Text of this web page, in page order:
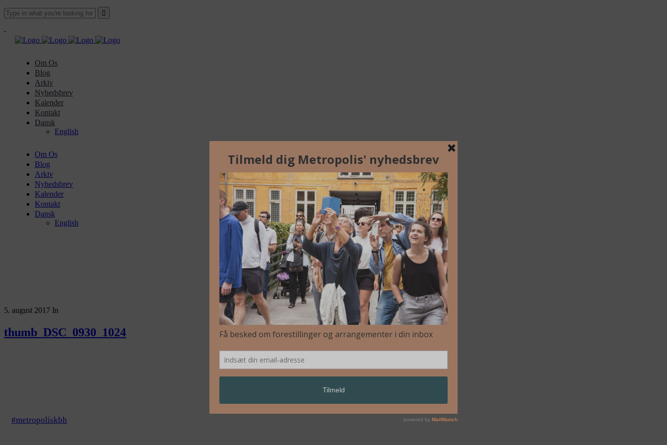
Om Os
Blog
Arkiv
Nyhedsbrev
Kalender
Kontakt
Dansk
English
Om Os
Blog
Arkiv
Nyhedsbrev
Kalender
Kontakt
Dansk
English
5. august 2017 In
thumb_DSC_0930_1024
#metropoliskbh